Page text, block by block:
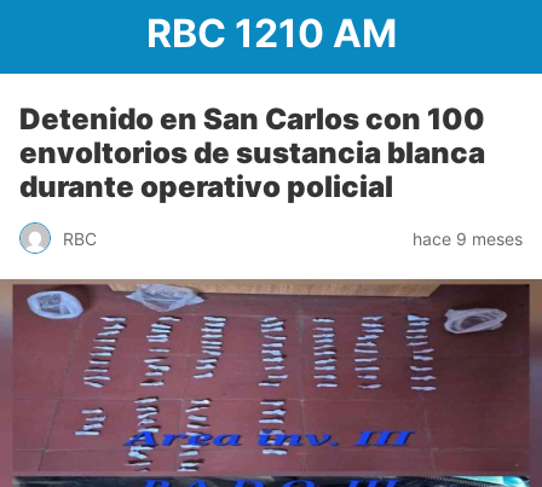
RBC 1210 AM
Detenido en San Carlos con 100
envoltorios de sustancia blanca
durante operativo policial
RBC hace 9 meses